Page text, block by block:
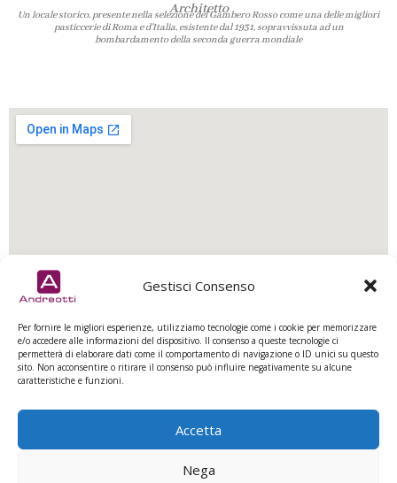
Gestisci Consenso
Per fornire le migliori esperienze, utilizziamo tecnologie come i cookie per memorizzare
e/o accedere alle informazioni del dispositivo. Il consenso a queste tecnologie ci
permetterà di elaborare dati come il comportamento di navigazione o ID unici su questo
sito. Non acconsentire o ritirare il consenso può influire negativamente su alcune
caratteristiche e funzioni.
Accetta
Nega
Architetto
Un locale storico, presente nella selezione del Gambero Rosso come una delle migliori
pasticcerie di Roma e d’Italia, esistente dal 1931, sopravvissuta ad un
bombardamento della seconda guerra mondiale
Per noi il contatto diretto con le persone è parte
essenziale del nostro lavoro.
Ogni richiesta, curiosità o progetto merita attenzione e
Che si tratti di una semplice informazione o di un’idea da
realizzare insieme, saremo felici di sentirvi.
Scriveteci o chiamateci: dietro ogni risposta c’è sempre
qualcuno pronto ad accogliervi.